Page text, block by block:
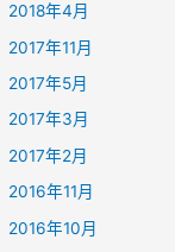
2018年4月
2017年11月
2017年5月
2017年3月
2017年2月
2016年11月
2016年10月